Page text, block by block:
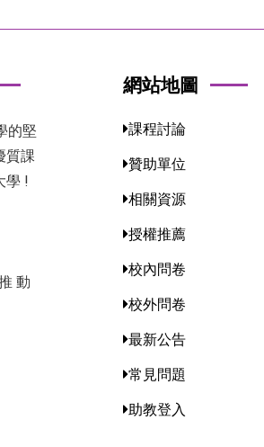
的堅
質課
學 !
動
網站地圖
課程討論
贊助單位
相關資源
授權推薦
校內問卷
校外問卷
最新公告
常見問題
助教登入